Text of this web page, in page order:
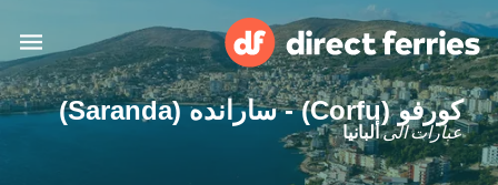
البلدان
تذاكر العبّارة
كورفو (Corfu) - سارانده (Saranda)
عبارات الى ألبانيا